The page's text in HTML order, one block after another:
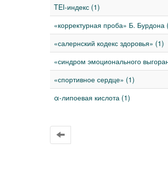
TEI-индекс (1)
«корректурная проба» Б. Бурдона
«салернский кодекс здоровья» (1)
«синдром эмоционального
«спортивное сердце» (1)
α-липоевая кислота (1)